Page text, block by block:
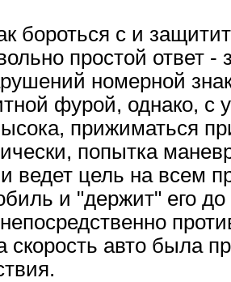
бороться с и
простой ответ -
номерной
фурой, однако, с
прижиматься
попытка
ведет цель на всем
и "держит" его
скорость авто была